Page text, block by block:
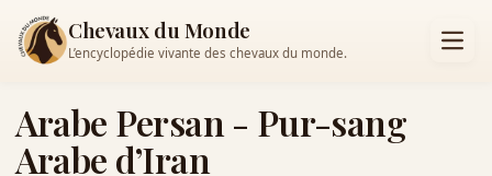
Chevaux du Monde
L’encyclopédie vivante des chevaux du monde.
Arabe Persan - Pur-sang
Arabe d’Iran